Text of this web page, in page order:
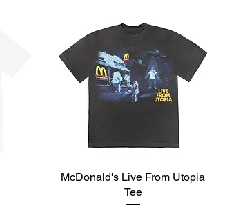
McDonald's Live From Utopia
Tee